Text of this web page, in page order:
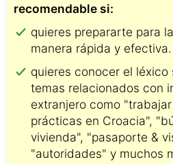
recomendable si:
quieres prepararte para
manera rápida y efectiva.
quieres conocer el
temas relacionados con
extranjero como
prácticas en Croacia",
vivienda", "pasaporte &
"autoridades" y muchos